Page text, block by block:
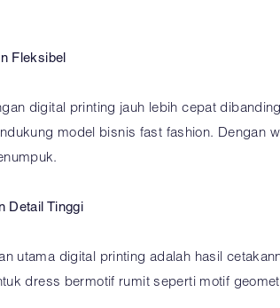
Fleksibel
digital printing jauh lebih cepat
model bisnis fast fashion. Dengan
Detail Tinggi
utama digital printing adalah hasil
dress bermotif rumit seperti motif